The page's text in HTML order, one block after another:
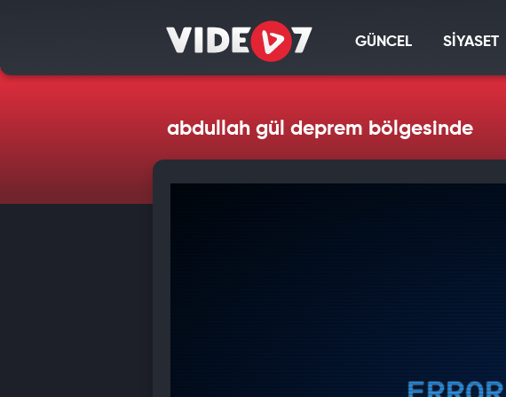
GÜNCEL SİYASET
abdullah gül deprem bölgesinde